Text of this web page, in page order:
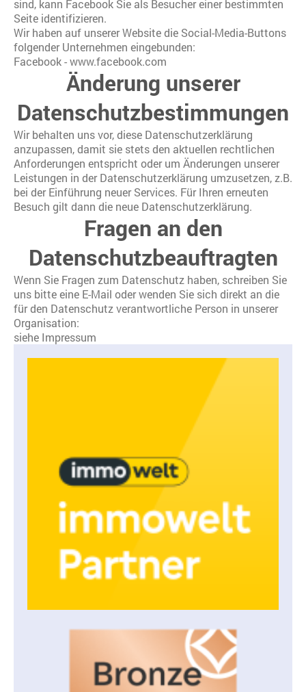
sind, kann Facebook Sie als Besucher einer bestimmten
Seite identifizieren.
Wir haben auf unserer Website die Social-Media-Buttons
folgender Unternehmen eingebunden:
Facebook - www.facebook.com
Änderung unserer
Datenschutzbestimmungen
Wir behalten uns vor, diese Datenschutzerklärung
anzupassen, damit sie stets den aktuellen rechtlichen
Anforderungen entspricht oder um Änderungen unserer
Leistungen in der Datenschutzerklärung umzusetzen, z.B.
bei der Einführung neuer Services. Für Ihren erneuten
Besuch gilt dann die neue Datenschutzerklärung.
Fragen an den
Datenschutzbeauftragten
Wenn Sie Fragen zum Datenschutz haben, schreiben Sie
uns bitte eine E-Mail oder wenden Sie sich direkt an die
für den Datenschutz verantwortliche Person in unserer
Organisation:
siehe Impressum